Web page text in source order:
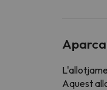
Aquest